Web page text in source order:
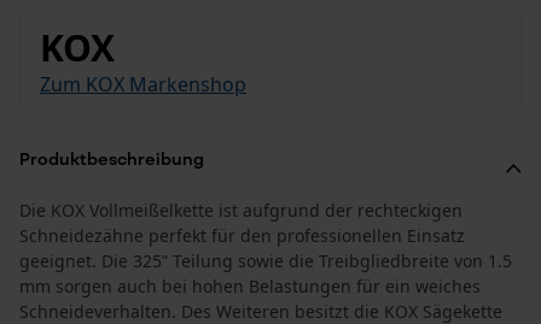
KOX
Zum KOX Markenshop
Produktbeschreibung
Die KOX Vollmeißelkette ist aufgrund der rechteckigen
Schneidezähne perfekt für den professionellen Einsatz
geeignet. Die 325” Teilung sowie die Treibgliedbreite von 1.5
mm sorgen auch bei hohen Belastungen für ein weiches
Schneideverhalten. Des Weiteren besitzt die KOX Sägekette